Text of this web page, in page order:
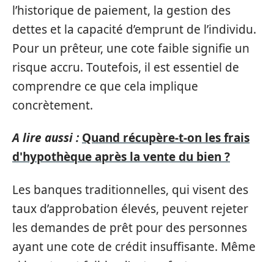
l’historique de paiement, la gestion des
dettes et la capacité d’emprunt de l’individu.
Pour un prêteur, une cote faible signifie un
risque accru. Toutefois, il est essentiel de
comprendre ce que cela implique
concrètement.
A lire aussi : Quand récupère-t-on les frais
d'hypothèque après la vente du bien ?
Les banques traditionnelles, qui visent des
taux d’approbation élevés, peuvent rejeter
les demandes de prêt pour des personnes
ayant une cote de crédit insuffisante. Même